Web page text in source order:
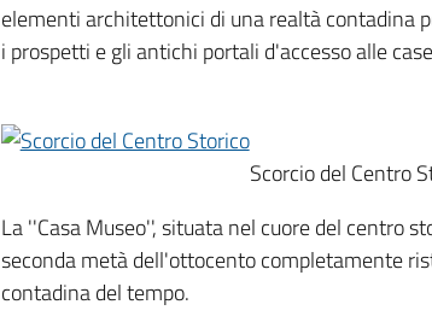
elementi architettonici di una realtà contadina
i prospetti e gli antichi portali d'accesso alle
Scorcio del Centro
La ''Casa Museo'', situata nel cuore del centro
seconda metà dell'ottocento completamente
contadina del tempo.